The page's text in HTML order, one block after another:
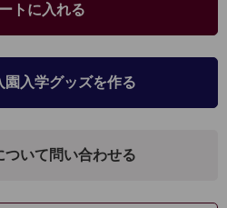
トに入れる
園入学グッズを作る
ついて問い合わせる